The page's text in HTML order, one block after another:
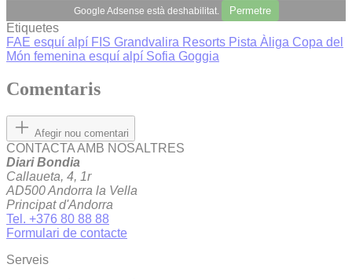
Google Adsense està deshabilitat. Permetre
Etiquetes
FAE esquí alpí FIS Grandvalira Resorts Pista Àliga Copa del
Món femenina esquí alpí Sofia Goggia
Comentaris
Afegir nou comentari
CONTACTA AMB NOSALTRES
Diari Bondia
Callaueta, 4, 1r
AD500 Andorra la Vella
Principat d'Andorra
Tel. +376 80 88 88
Formulari de contacte
Serveis